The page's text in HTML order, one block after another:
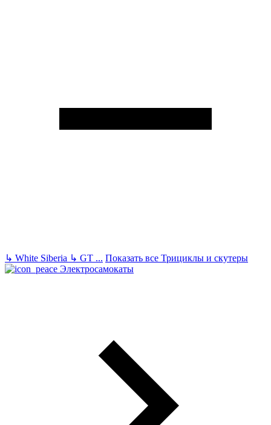
↳ White Siberia ↳ GT ... Показать все Трициклы и скутеры
Электросамокаты